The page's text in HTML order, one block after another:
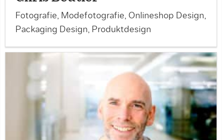
Fotografie, Modefotografie, Onlineshop Design,
Packaging Design, Produktdesign